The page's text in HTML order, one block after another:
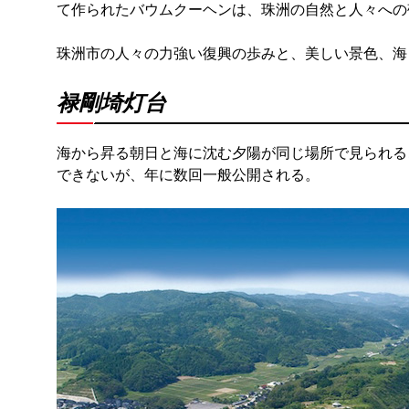
て作られたバウムクーヘンは、珠洲の自然と人々へ
珠洲市の人々の力強い復興の歩みと、美しい景色、
禄剛埼灯台
海から昇る朝日と海に沈む夕陽が同じ場所で見られ
できないが、年に数回一般公開される。